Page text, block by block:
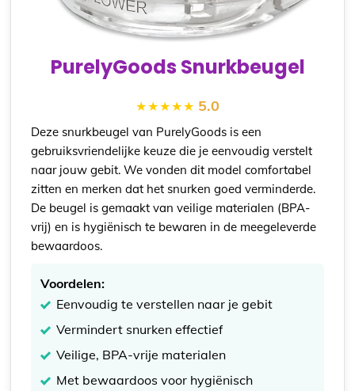
PurelyGoods Snurkbeugel
5.0
Deze snurkbeugel van PurelyGoods is een
gebruiksvriendelijke keuze die je eenvoudig verstelt
naar jouw gebit. We vonden dit model comfortabel
zitten en merken dat het snurken goed verminderde.
De beugel is gemaakt van veilige materialen (BPA-
vrij) en is hygiënisch te bewaren in de meegeleverde
bewaardoos.
Voordelen:
Eenvoudig te verstellen naar je gebit
Vermindert snurken effectief
Veilige, BPA-vrije materialen
Met bewaardoos voor hygiënisch